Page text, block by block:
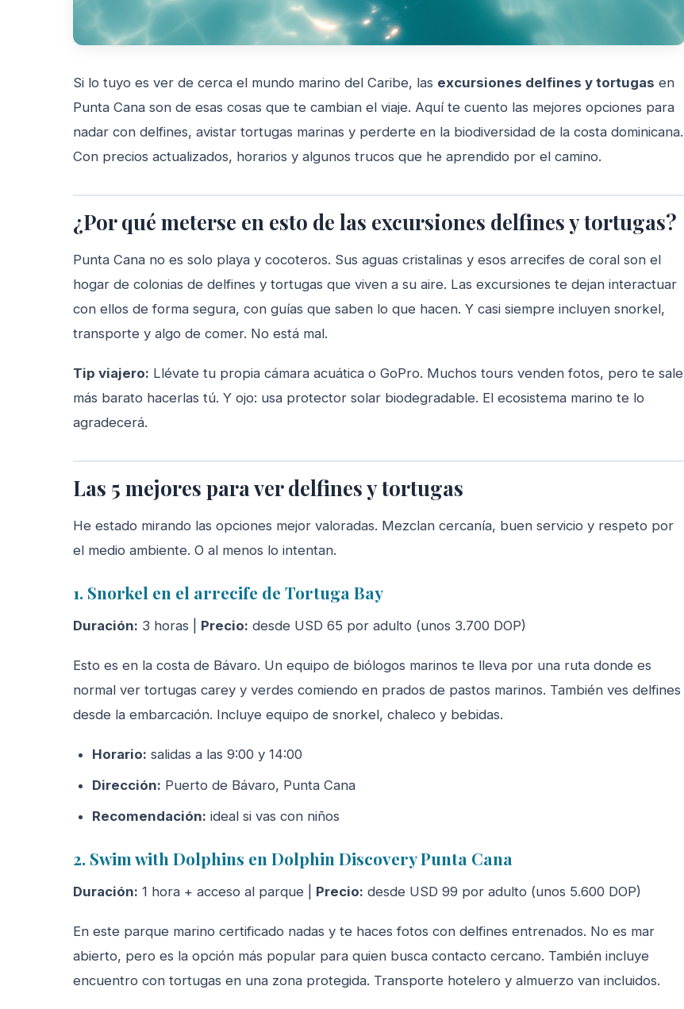
Si lo tuyo es ver de cerca el mundo marino del Caribe, las excursiones delfines y tortugas en
Punta Cana son de esas cosas que te cambian el viaje. Aquí te cuento las mejores opciones para
nadar con delfines, avistar tortugas marinas y perderte en la biodiversidad de la costa dominicana.
Con precios actualizados, horarios y algunos trucos que he aprendido por el camino.
¿Por qué meterse en esto de las excursiones delfines y tortugas?
Punta Cana no es solo playa y cocoteros. Sus aguas cristalinas y esos arrecifes de coral son el
hogar de colonias de delfines y tortugas que viven a su aire. Las excursiones te dejan interactuar
con ellos de forma segura, con guías que saben lo que hacen. Y casi siempre incluyen snorkel,
transporte y algo de comer. No está mal.
Tip viajero: Llévate tu propia cámara acuática o GoPro. Muchos tours venden fotos, pero te sale
más barato hacerlas tú. Y ojo: usa protector solar biodegradable. El ecosistema marino te lo
agradecerá.
Las 5 mejores para ver delfines y tortugas
He estado mirando las opciones mejor valoradas. Mezclan cercanía, buen servicio y respeto por
el medio ambiente. O al menos lo intentan.
1. Snorkel en el arrecife de Tortuga Bay
Duración: 3 horas | Precio: desde USD 65 por adulto (unos 3.700 DOP)
Esto es en la costa de Bávaro. Un equipo de biólogos marinos te lleva por una ruta donde es
normal ver tortugas carey y verdes comiendo en prados de pastos marinos. También ves delfines
desde la embarcación. Incluye equipo de snorkel, chaleco y bebidas.
Horario: salidas a las 9:00 y 14:00
Dirección: Puerto de Bávaro, Punta Cana
Recomendación: ideal si vas con niños
2. Swim with Dolphins en Dolphin Discovery Punta Cana
Duración: 1 hora + acceso al parque | Precio: desde USD 99 por adulto (unos 5.600 DOP)
En este parque marino certificado nadas y te haces fotos con delfines entrenados. No es mar
abierto, pero es la opción más popular para quien busca contacto cercano. También incluye
encuentro con tortugas en una zona protegida. Transporte hotelero y almuerzo van incluidos.